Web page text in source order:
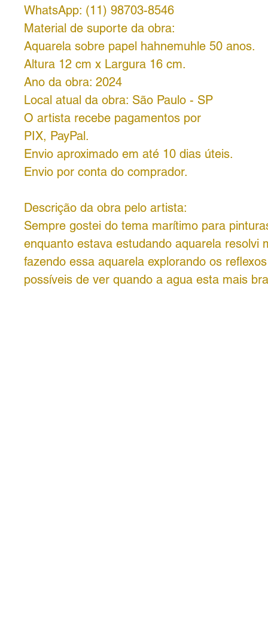
WhatsApp: (11) 98703-8546
Material de suporte da obra:
Aquarela sobre papel hahnemuhle 50 anos.
Altura 12 cm x Largura 16 cm.
Ano da obra: 2024
Local atual da obra: São Paulo - SP
O artista recebe pagamentos por
PIX, PayPal.
Envio aproximado em até 10 dias úteis.
Envio por conta do comprador.
Descrição da obra pelo artista:
Sempre gostei do tema marítimo para
enquanto estava estudando aquarela resolvi
fazendo essa aquarela explorando os
possíveis de ver quando a agua esta mais